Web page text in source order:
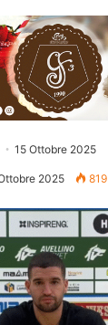
15 Ottobre 2025
2025 819